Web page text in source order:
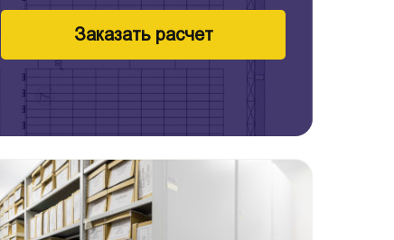
Заказать расчет